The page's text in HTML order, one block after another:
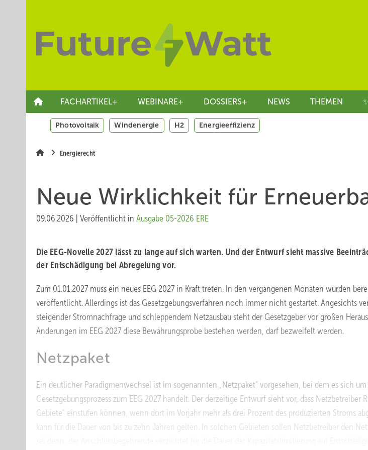
FACHARTIKEL+ WEBINARE+ DOSSIERS+ NEWS THEMEN
Photovoltaik Windenergie H2 Energieeffizienz
Energierecht
Neue Wirklichkeit für
09.06.2026 Veröffentlicht in Ausgabe 05-2026 ERE
Die EEG-Novelle 2027 lässt zu lange auf sich warten. Und der Entwurf sieht massive
der Entschädigung bei Abregelung vor.
Zum 01.01.2027 muss ein neues EEG 2027 in Kraft treten. In den vergangenen Monaten wurden
veröffentlicht. Allerdings ist das Gesetzgebungsverfahren noch immer nicht gestartet. Angesichts
steigender Stromnachfrage und schleppendem Netzausbau steht der Gesetzgeber vor großen
Änderungen im EEG 2027 diese Bewährungsprobe bestehen werden, darf bezweifelt werden.
Netzpaket
Ein deutlicher Paradigmenwechsel ist im sogenannten „Netzpaket“ vorgesehen, bei dem es sich
Gesetzgebungsprozess zum EEG 2027 handelt. Der derzeitige Entwurf sieht vor, dass Netzbetreiber
Gebiete“ einstufen können, wenn dort im Vorjahr mehr als drei Prozent des produzierten Stroms
kann für die Dauer von bis zu zehn Jahren gelten. In solchen Gebieten sollen Netzbetreiber den